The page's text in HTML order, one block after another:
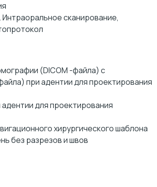
сканирование,
(DICOM -файла) с
при адентии для проектирования
для проектирования
хирургического шаблона
без разрезов и швов